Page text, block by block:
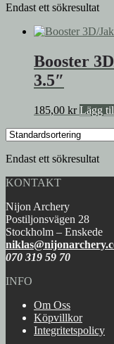
Endast ett sökresultat
Booster
3.5″
185,00 kr Lägg
Endast ett sökresultat
KONTAKT
Nijon Archery
Postiljonsvägen 28
Stockholm – Enskede
070 319 59 70
INFO
Om Oss
Köpvillkor
Integritetspolicy